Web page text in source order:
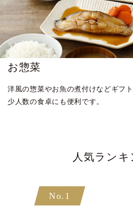
お惣菜
洋風の惣菜やお魚の煮付けなどギフト
少人数の食卓にも便利です。
人気ランキ
No.1